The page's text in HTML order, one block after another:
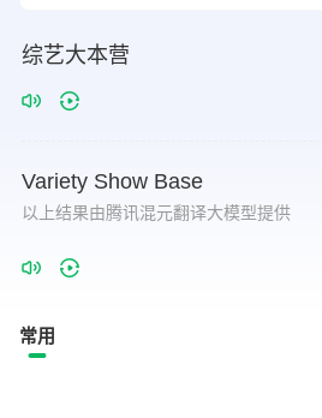
综艺大本营
Variety Show Base
以上结果由腾讯混元翻译大模型提供
常用